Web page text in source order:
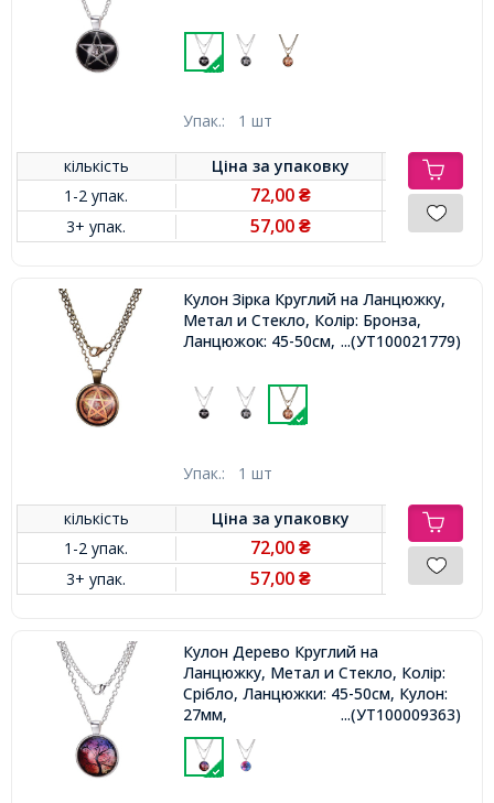
Упак.: 1 шт
кількість Ціна заупаковку
1-2 упак.
72,00₴
3+ упак. 57,00₴
Кулон Зірка Круглий на Ланцюжку,
Метал и Стекло, Колір: Бронза,
Ланцюжок: 45-50см, Кулон: 27мм,
...(УТ100021779)
Упак.: 1 шт
кількість Ціна заупаковку
1-2 упак.
72,00₴
3+ упак. 57,00₴
Кулон Дерево Круглий на
Ланцюжку, Метал и Стекло, Колір:
Срібло, Ланцюжки: 45-50см, Кулон:
27мм,
...(УТ100009363)